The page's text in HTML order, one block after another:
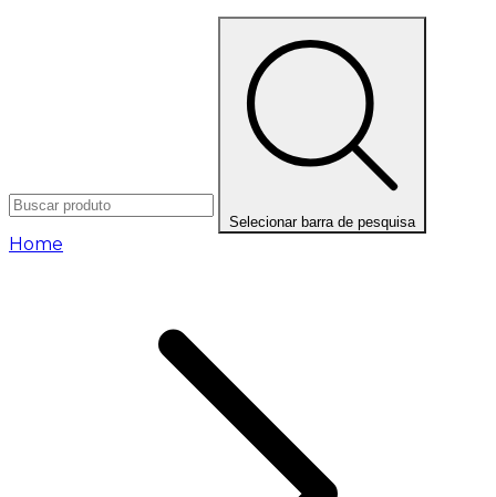
Selecionar barra de pesquisa
Home